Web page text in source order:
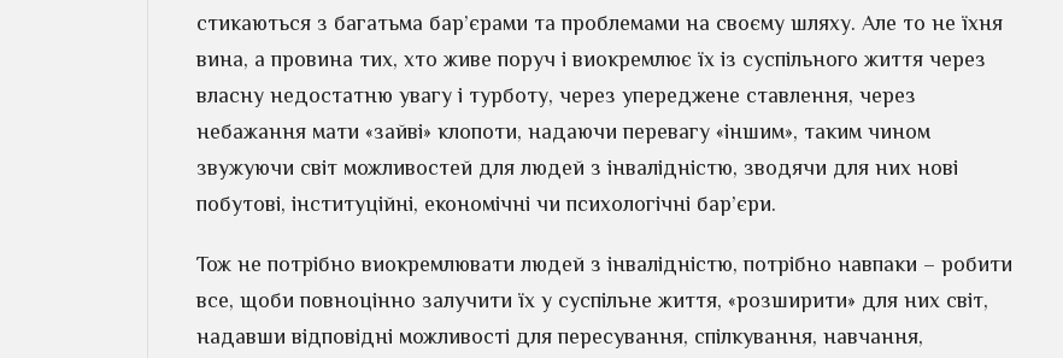
стикаються з багатьма бар’єрами та проблемами на своєму шляху. Але то не їхня
вина, а провина тих, хто живе поруч і виокремлює їх із суспільного життя через
власну недостатню увагу і турботу, через упереджене ставлення, через
небажання мати «зайві» клопоти, надаючи перевагу «іншим», таким чином
звужуючи світ можливостей для людей з інвалідністю, зводячи для них нові
побутові, інституційні, економічні чи психологічні бар’єри.
Тож не потрібно виокремлювати людей з інвалідністю, потрібно навпаки – робити
все, щоби повноцінно залучити їх у суспільне життя, «розширити» для них світ,
надавши відповідні можливості для пересування, спілкування, навчання,